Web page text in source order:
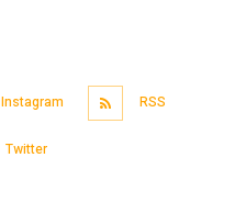
Instagram RSS
Twitter